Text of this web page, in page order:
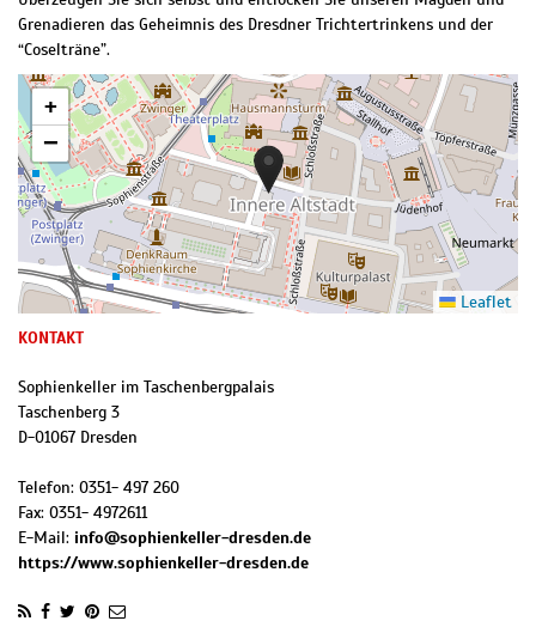
Grenadieren das Geheimnis des Dresdner Trichtertrinkens und der
“Coselträne”.
+
−
Leaflet
KONTAKT
Sophienkeller im Taschenbergpalais
Taschenberg 3
D-01067 Dresden
Telefon: 0351- 497 260
Fax: 0351- 4972611
E-Mail: info@sophienkeller-dresden.de
https://www.sophienkeller-dresden.de